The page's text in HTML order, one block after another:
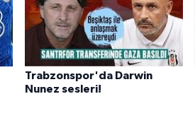
Trabzonspor'da Darwin
Nunez sesleri!